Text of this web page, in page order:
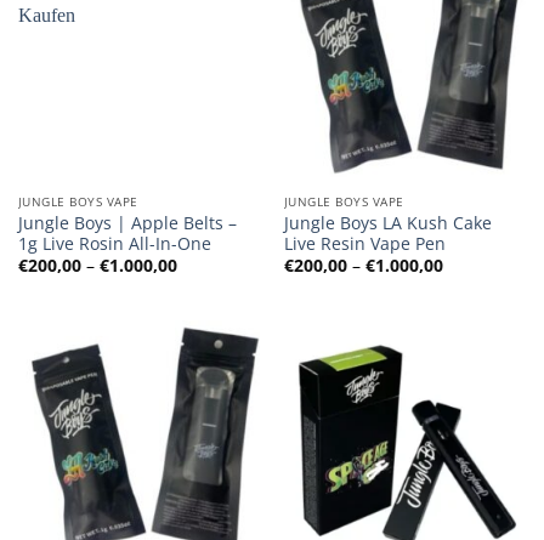
JUNGLE BOYS VAPE
Jungle Boys | Apple Belts –
1g Live Rosin All-In-One
€200,00 – €1.000,00Preisspanne:
€200,00
JUNGLE BOYS VAPE
Jungle Boys LA Kush Cake
Live Resin Vape Pen
€200,00 – €1.000,00
€200,00